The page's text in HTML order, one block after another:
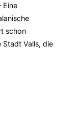
Eine
schon
Valls, die